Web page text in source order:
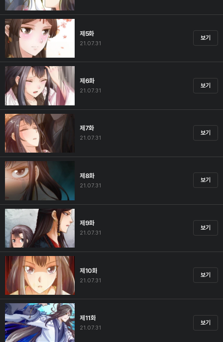
제5화
21.07.31
보기
제6화
21.07.31
보기
제7화
21.07.31
보기
제8화
21.07.31
보기
제9화
21.07.31
보기
제10화
21.07.31
보기
제11화
21.07.31
보기